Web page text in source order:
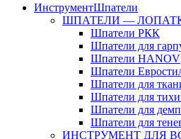
ИнструментШпатели
ШПАТЕЛИ —
Шпатели РКК
Шпатели для
Шпатели HANOV
Шпатели
Шпатели для
Шпатели для
Шпатели для
Шпатели для
ИНСТРУМЕНТ ДЛЯ